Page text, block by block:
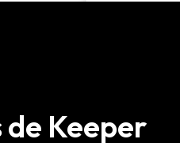
Keeper